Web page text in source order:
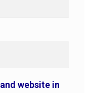
website in